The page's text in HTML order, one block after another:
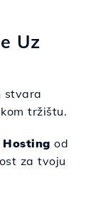
Uz
stvara
tržištu.
Hosting od
za tvoju